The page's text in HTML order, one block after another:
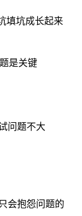
填坑成长起来
是关键
问题不大
会抱怨问题的